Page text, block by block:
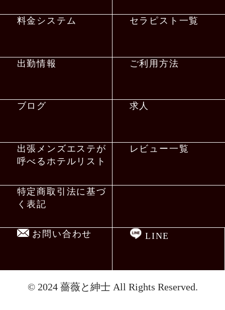
料金システム セラピスト一覧
出勤情報 ご利用方法
ブログ 求人
出張メンズエステが
呼べるホテルリスト
レビュー一覧
特定商取引法に基づ
く表記
お問い合わせ LINE
© 2024 薔薇と紳士All Rights Reserved.